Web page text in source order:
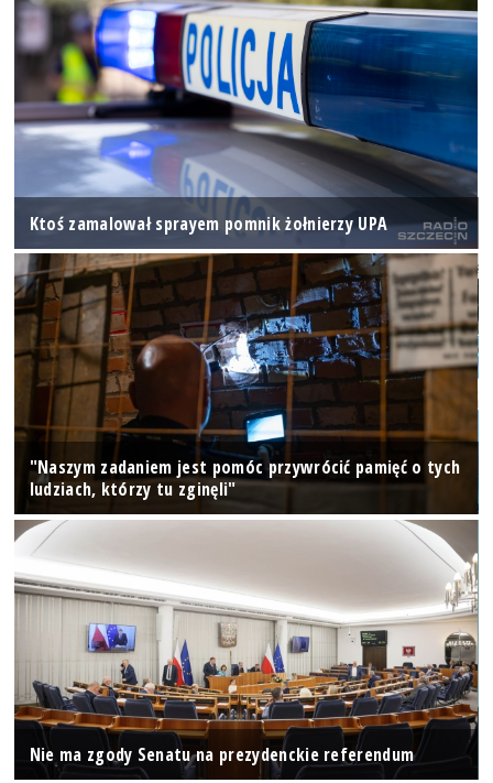
Ktoś zamalował sprayem pomnik żołnierzy UPA
"Naszym zadaniem jest pomóc przywrócić pamięć o tych
ludziach, którzy tu zginęli"
Nie ma zgody Senatu na prezydenckie referendum